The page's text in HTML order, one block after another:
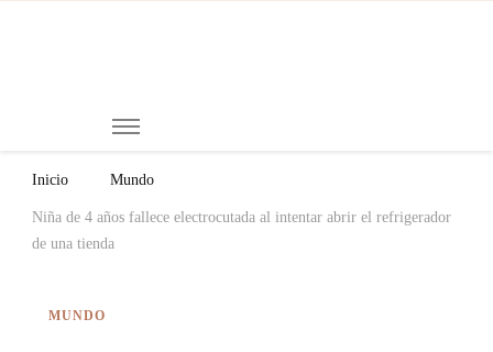
Inicio Mundo
Niña de 4 años fallece electrocutada al intentar abrir el refrigerador
de una tienda
MUNDO